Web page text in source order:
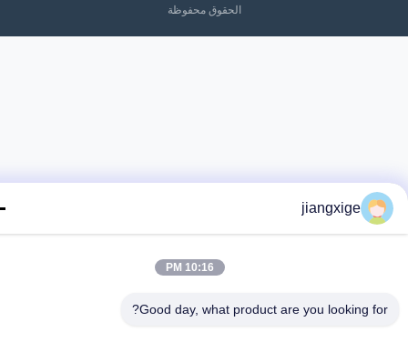
الحقوق محفوظة
jiangxige
10:16 PM
Good day, what product are you looking